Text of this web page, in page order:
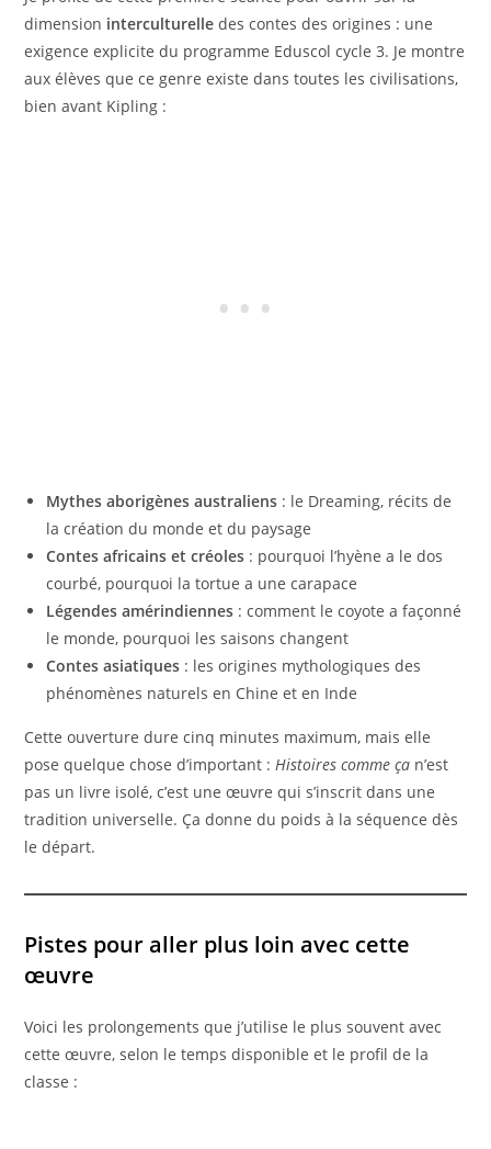
dimension interculturelle des contes des origines : une
exigence explicite du programme Eduscol cycle 3. Je montre
aux élèves que ce genre existe dans toutes les civilisations,
bien avant Kipling :
Mythes aborigènes australiens : le Dreaming, récits de
la création du monde et du paysage
Contes africains et créoles : pourquoi l’hyène a le dos
courbé, pourquoi la tortue a une carapace
Légendes amérindiennes : comment le coyote a façonné
le monde, pourquoi les saisons changent
Contes asiatiques : les origines mythologiques des
phénomènes naturels en Chine et en Inde
Cette ouverture dure cinq minutes maximum, mais elle
pose quelque chose d’important :Histoires comme ça n’est
pas un livre isolé, c’est une œuvre qui s’inscrit dans une
tradition universelle. Ça donne du poids à la séquence dès
le départ.
Pistes pour aller plus loin avec cette
œuvre
Voici les prolongements que j’utilise le plus souvent avec
cette œuvre, selon le temps disponible et le profil de la
classe :